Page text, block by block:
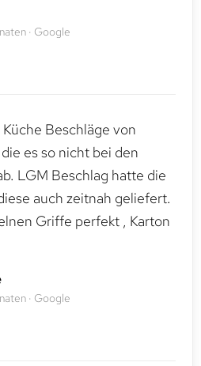
· Google
Beschläge von
es so nicht bei den
LGM Beschlag hatte die
auch zeitnah geliefert.
Griffe perfekt , Karton
· Google